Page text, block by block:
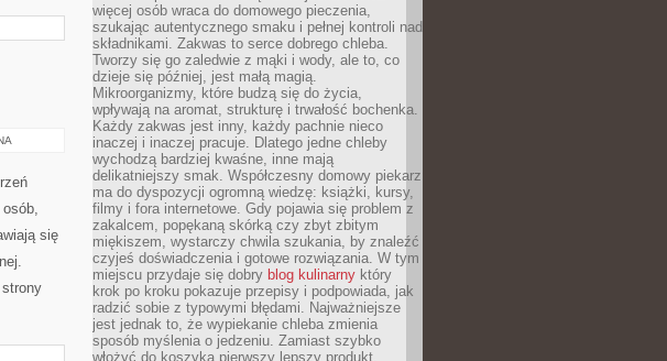
się
więcej osób wraca do domowego pieczenia,
szukając autentycznego smaku i pełnej kontroli nad
składnikami. Zakwas to serce dobrego chleba.
Tworzy się go zaledwie z mąki i wody, ale to, co
dzieje się później, jest małą magią.
Mikroorganizmy, które budzą się do życia,
wpływają na aromat, strukturę i trwałość bochenka.
Każdy zakwas jest inny, każdy pachnie nieco
inaczej i inaczej pracuje. Dlatego jedne chleby
wychodzą bardziej kwaśne, inne mają
delikatniejszy smak. Współczesny domowy piekarz
ma do dyspozycji ogromną wiedzę: książki, kursy,
filmy i fora internetowe. Gdy pojawia się problem z
zakalcem, popękaną skórką czy zbyt zbitym
miękiszem, wystarczy chwila szukania, by znaleźć
czyjeś doświadczenia i gotowe rozwiązania. W tym
miejscu przydaje się dobry blog kulinarny który
krok po kroku pokazuje przepisy i podpowiada, jak
radzić sobie z typowymi błędami. Najważniejsze
jest jednak to, że wypiekanie chleba zmienia
sposób myślenia o jedzeniu. Zamiast szybko
włożyć do koszyka pierwszy lepszy produkt,